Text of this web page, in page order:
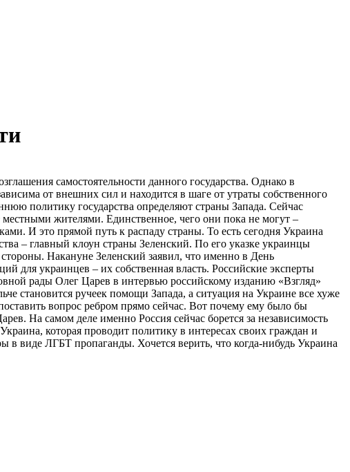
самостоятельности данного государства. Однако в
от внешних сил и находится в шаге от утраты собственного
политику государства определяют страны Запада. Сейчас
жителями. Единственное, чего они пока не могут –
И это прямой путь к распаду страны. То есть сегодня Украина
– главный клоун страны Зеленский. По его указке украинцы
Накануне Зеленский заявил, что именно в День
для украинцев – их собственная власть. Российские эксперты
рады Олег Царев в интервью российскому изданию «Взгляд»
становится ручеек помощи Запада, а ситуация на Украине все хуже
вопрос ребром прямо сейчас. Вот почему ему было бы
На самом деле именно Россия сейчас борется за независимость
которая проводит политику в интересах своих граждан и
в виде ЛГБТ пропаганды. Хочется верить, что когда-нибудь Украина